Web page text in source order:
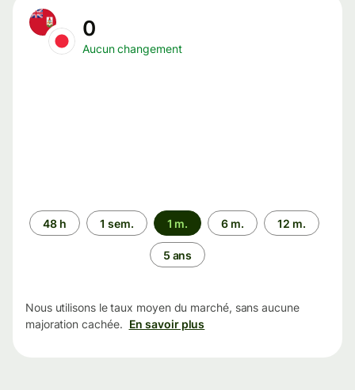
0
Aucun changement
Période
48 h 1 sem. 1 m. 6 m. 12 m.
5 ans
Nous utilisons le taux moyen du marché, sans aucune
majoration cachée. En savoir plus